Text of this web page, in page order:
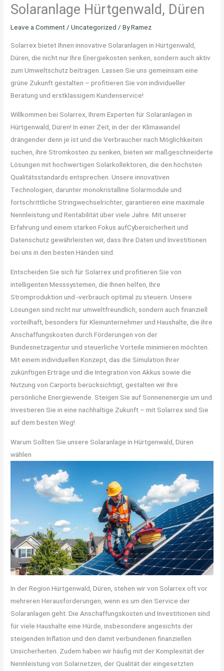
Solaranlage Hürtgenwald, Düren
Leave a Comment /Uncategorized / ByRamez
Solarrex bietet Ihnen innovative Solaranlagen in Hürtgenwald,
Düren, die nicht nur Ihre Energiekosten senken, sondern auch aktiv
zum Umweltschutz beitragen. Lassen Sie uns gemeinsam eine
grüne Zukunft gestalten – profitieren Sie von individueller
Beratung und erstklassigem Kundenservice!
Willkommen bei Solarrex, Ihrem Experten für Solaranlagen in
Hürtgenwald, Düren! In einer Zeit, in der der Klimawandel
drängender denn je ist und die Verbraucher nach Möglichkeiten
suchen, ihre Stromkosten zu senken, bieten wir maßgeschneiderte
Lösungen mit hochwertigen Solarkollektoren, die den höchsten
Qualitätsstandards entsprechen. Unsere innovativen
Technologien, darunter monokristalline Solarmodule und
fortschrittliche Stringwechselrichter, garantieren eine maximale
Nennleistung und Rentabilität über viele Jahre. Mit unserer
Erfahrung und einem starken Fokus aufCybersicherheit und
Datenschutz gewährleisten wir, dass Ihre Daten und Investitionen
bei uns in den besten Händen sind.
Entscheiden Sie sich für Solarrex und profitieren Sie von
intelligenten Messsystemen, die Ihnen helfen, Ihre
Stromproduktion und -verbrauch optimal zu steuern. Unsere
Lösungen sind nicht nur umweltfreundlich, sondern auch finanziell
vorteilhaft, besonders für Kleinunternehmer und Haushalte, die ihre
Anschaffungskosten durch Förderungen von der
Bundesnetzagentur und steuerliche Vorteile minimieren möchten.
Mit einem individuellen Konzept, das die Simulation Ihrer
zukünftigen Erträge und die Integration von Akkus sowie die
Nutzung von Carports berücksichtigt, gestalten wir Ihre
persönliche Energiewende. Steigen Sie auf Sonnenenergie um und
investieren Sie in eine nachhaltige Zukunft – mit Solarrex sind Sie
auf dem besten Weg!
Warum Sollten Sie unsere Solaranlage in Hürtgenwald, Düren
wählen
In der Region Hürtgenwald, Düren, stehen wir von Solarrex oft vor
mehreren Herausforderungen, wenn es um den Service der
Solaranlagen geht. Die Anschaffungskosten und Investitionen sind
für viele Haushalte eine Hürde, insbesondere angesichts der
steigenden Inflation und den damit verbundenen finanziellen
Unsicherheiten. Zudem haben wir häufig mit der Komplexität der
Nennleistung von Solarnetzen, der Qualität der eingesetzten